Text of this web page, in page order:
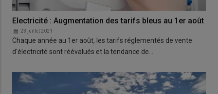
Electricité : Augmentation des tarifs bleus au 1er août
23 juillet 2021
Chaque année au 1er août, les tarifs réglementés de vente
d'électricité sont réévalués et la tendance de…